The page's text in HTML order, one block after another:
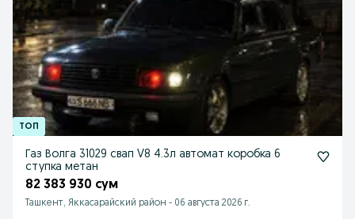
Газ Волга 31029 свап V8 4.3л автомат коробка 6
ступка метан
82 383 930 сум
Ташкент, Яккасарайский район - 06 августа 2026 г.